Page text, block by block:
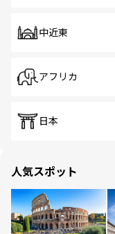
中近東
アフリカ
日本
人気スポット